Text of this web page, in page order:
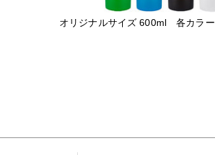
オリジナルサイズ 600ml 各カラー